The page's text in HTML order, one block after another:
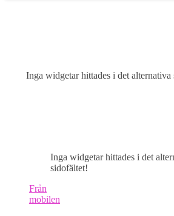
Inga widgetar hittades i det alternativa
Inga widgetar hittades i det
sidofältet!
Från
mobilen